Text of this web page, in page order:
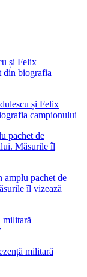
și Felix
campionului
amplu pachet de
îl vizează
militară